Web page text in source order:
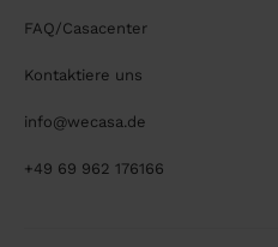
FAQ/Casacenter
Kontaktiere uns
info@wecasa.de
+49 69 962 176166